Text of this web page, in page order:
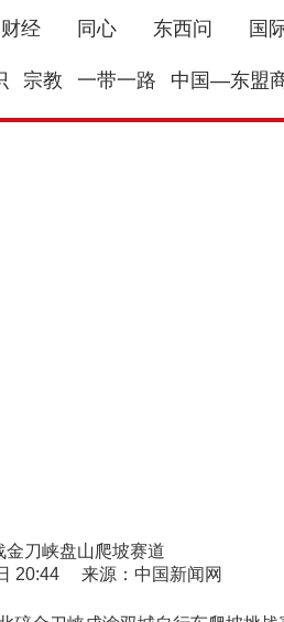
财经 同心 东西问 国
宗教 一带一路 中国—东盟
金刀峡盘山爬坡赛道
20:44 来源：中国新闻网